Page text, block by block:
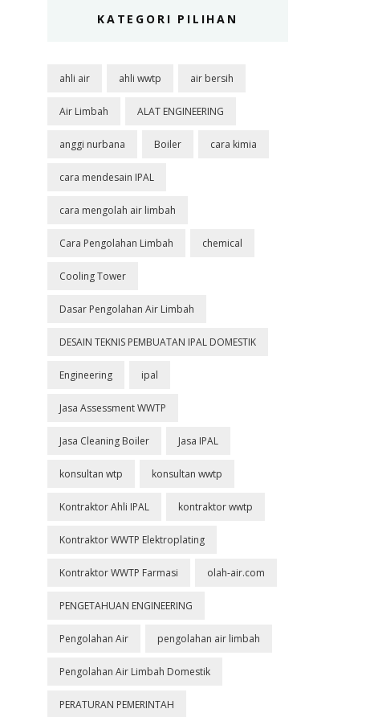
KATEGORI PILIHAN
ahli air ahli wwtp air bersih
Air Limbah ALAT ENGINEERING
anggi nurbana Boiler cara kimia
cara mendesain IPAL
cara mengolah air limbah
Cara Pengolahan Limbah chemical
Cooling Tower
Dasar Pengolahan Air Limbah
DESAIN TEKNIS PEMBUATAN IPAL DOMESTIK
Engineering ipal
Jasa Assessment WWTP
Jasa Cleaning Boiler Jasa IPAL
konsultan wtp konsultan wwtp
Kontraktor Ahli IPAL kontraktor wwtp
Kontraktor WWTP Elektroplating
Kontraktor WWTP Farmasi olah-air.com
PENGETAHUAN ENGINEERING
Pengolahan Air pengolahan air limbah
Pengolahan Air Limbah Domestik
PERATURAN PEMERINTAH